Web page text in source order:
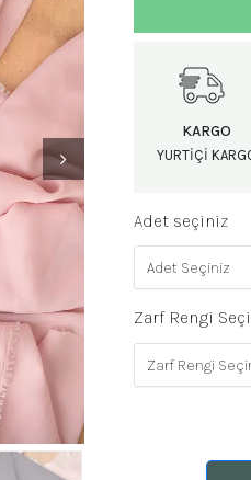
KARGO
YURTIÇI
Adet seçiniz
Zarf Rengi